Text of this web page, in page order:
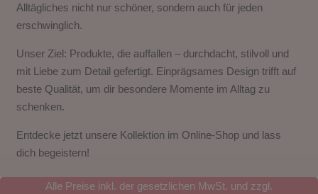
Alltägliches nicht nur schöner, sondern auch für jeden
erschwinglich.
Unser Ziel: Produkte, die auffallen – durchdacht, stilvoll und
mit Liebe zum Detail gefertigt. Einprägsames Design trifft auf
beste Qualität, um dir besondere Momente im Alltag zu
schenken.
Entdecke jetzt unsere Kollektion im Online-Shop und lass
dich begeistern!
Alle Preise inkl. der gesetzlichen MwSt. und zzgl.